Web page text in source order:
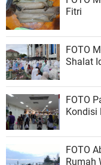
Fitri
FOTO
Shalat
FOTO
Kondisi
FOTO
Rumah